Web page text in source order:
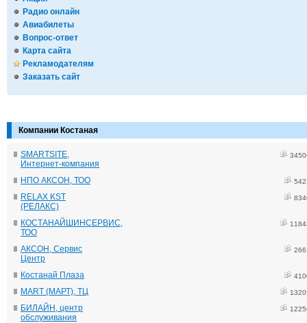
Радио онлайн
Авиабилеты
Вопрос-ответ
Карта сайта
Рекламодателям
Заказать сайт
Компании Костаная
SMARTSITE,
Интернет-компания
НПО АКСОН, ТОО
RELAX KST
(РЕЛАКС)
КОСТАНАЙШИНСЕРВИС,
ТОО
АКСОН, Сервис
Центр
Костанай Плаза
MART (МАРТ), ТЦ
БИЛАЙН, центр
обслуживания